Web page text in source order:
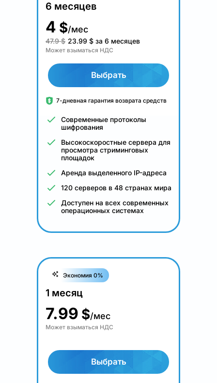
6 месяцев
4 $/мес
47.9 $ 23.99 $ за 6 месяцев
Может взыматься НДС
Выбрать
7-дневная гарантия возврата средств
Современные протоколы
шифрования
Высокоскоростные сервера для
просмотра стриминговых
площадок
Аренда выделенного IP-адреса
120 серверов в 48 странах мира
Доступен на всех современных
операционных системах
Экономия 0%
1 месяц
7.99 $/мес
Может взыматься НДС
Выбрать